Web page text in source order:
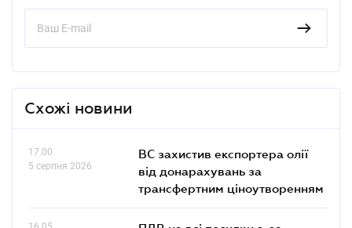
Схожі новини
17.00
5 серпня 2026
ВС захистив експортера олії
від донарахувань за
трансфертним ціноутворенням